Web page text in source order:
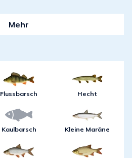
Mehr
Flussbarsch Hecht
Kaulbarsch Kleine Maräne